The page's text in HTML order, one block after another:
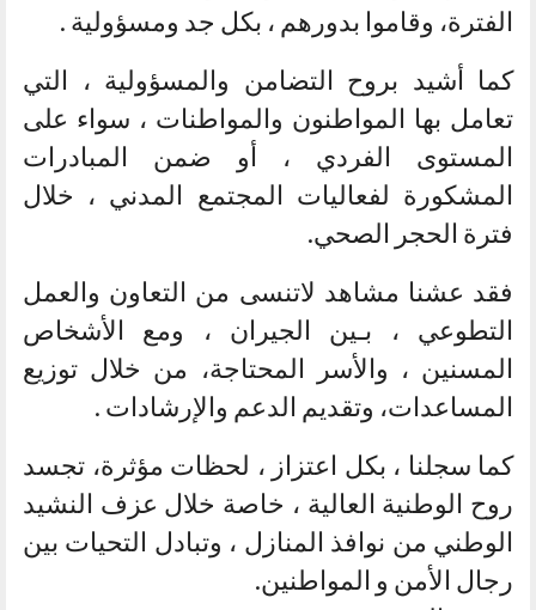
الفترة، وقاموا بدورهم ، بكل جد ومسؤولية .
كما أشيد بروح التضامن والمسؤولية ، التي
تعامل بها المواطنون والمواطنات ، سواء على
المستوى الفردي ، أو ضمن المبادرات
المشكورة لفعاليات المجتمع المدني ، خلال
فترة الحجر الصحي.
فقد عشنا مشاهد لاتنسى من التعاون والعمل
التطوعي ، بـين الجيران ، ومع الأشخاص
المسنين ، والأسر المحتاجة، من خلال توزيع
المساعدات، وتقديم الدعم والإرشادات .
كما سجلنا ، بكل اعتزاز ، لحظات مؤثرة، تجسد
روح الوطنية العالية ، خاصة خلال عزف النشيد
الوطني من نوافذ المنازل ، وتبادل التحيات بين
رجال الأمن و المواطنين.